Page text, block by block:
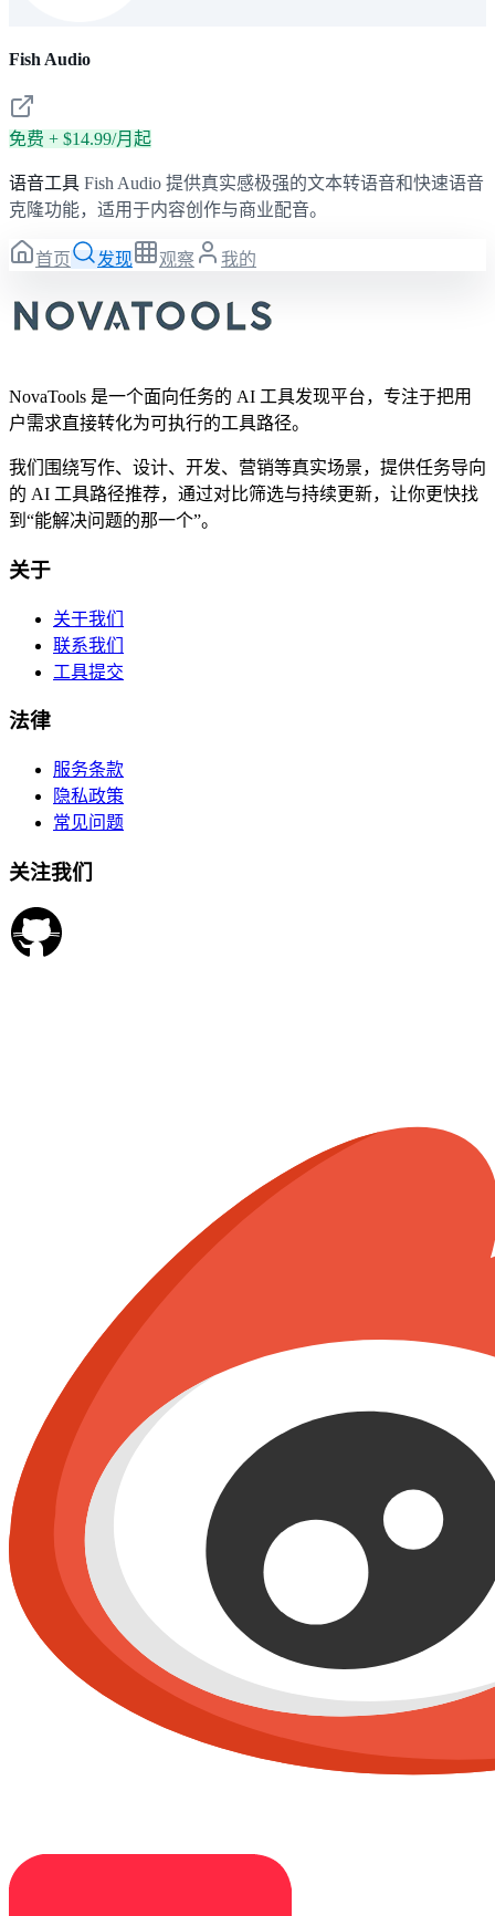
Fish Audio
免费 + $14.99/月起
语音工具 Fish Audio 提供真实感极强的文本转语音和快速语音
克隆功能，适用于内容创作与商业配音。
首页 发现 观察 我的
NovaTools 是一个面向任务的 AI 工具发现平台，专注于把用
户需求直接转化为可执行的工具路径。
我们围绕写作、设计、开发、营销等真实场景，提供任务导向
的 AI 工具路径推荐，通过对比筛选与持续更新，让你更快找
到“能解决问题的那一个”。
关于
关于我们
联系我们
工具提交
法律
服务条款
隐私政策
常见问题
关注我们